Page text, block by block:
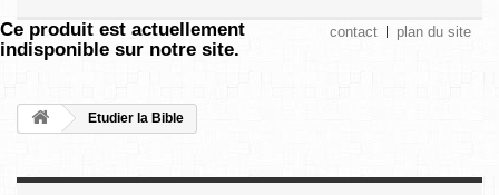
contact plan du site
Ce produit est actuellement
indisponible sur notre site.
Etudier la Bible